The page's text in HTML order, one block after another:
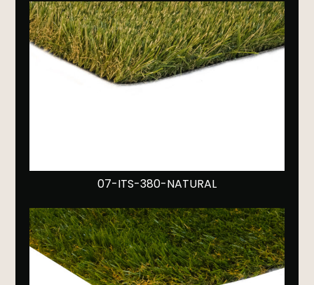
07-ITS-380-NATURAL